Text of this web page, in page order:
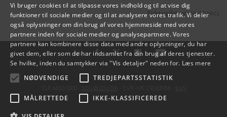
Sidst opdateret: 19.07.2022
DANISH
DANISH
Vi bruger cookies til at tilpasse vores indhold og til at vise dig
funktioner til sociale medier og til at analysere vores trafik. Vi deler
også oplysninger om din brug af vores hjemmeside med vores
partnere inden for sociale medier og analysepartnere. Vores
partnere kan kombinere disse data med andre oplysninger, du har
givet dem, eller som de har indsamlet fra din brug af deres tjenester.
Se hvilke, inden du samtykker via "Vis detaljer" neden for. Læs mere
NØDVENDIGE
TREDJEPARTSSTATISTIK
MÅLRETTEDE IKKE-KLASSIFICEREDE